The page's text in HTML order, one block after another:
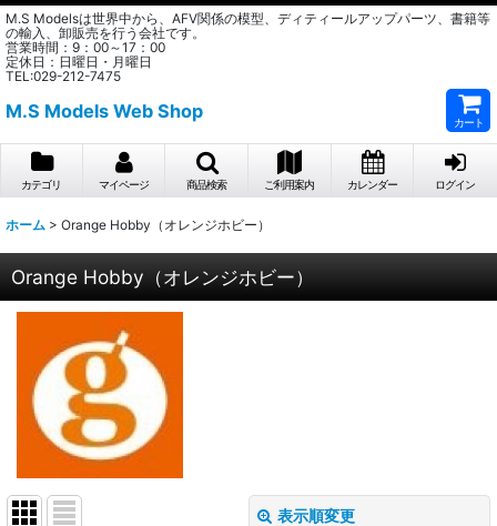
M.S Modelsは世界中から、AFV関係の模型、ディティールアップパーツ、書籍等
の輸入、卸販売を行う会社です。
営業時間：9：00～17：00
定休日：日曜日・月曜日
TEL:029-212-7475
M.S Models Web Shop
カート
カテゴリ マイページ 商品検索 ご利用案内 カレンダー ログイン
ホーム > Orange Hobby（オレンジホビー）
Orange Hobby（オレンジホビー）
表示順変更